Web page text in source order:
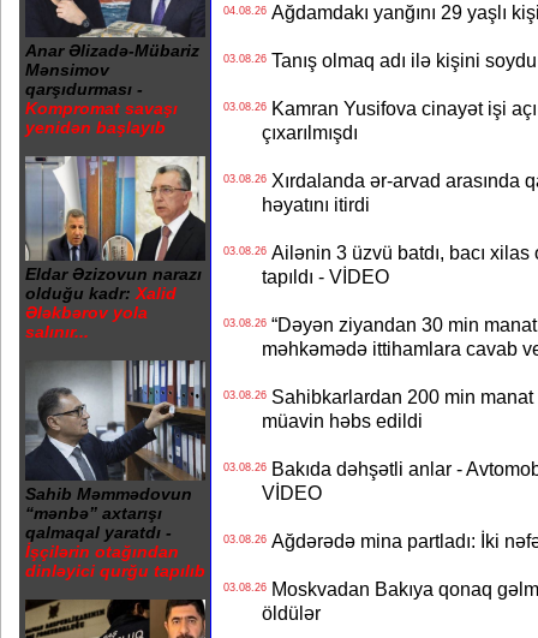
Anar Əlizadə-Mübariz
Mənsimov
qarşıdurması -
Kompromat savaşı
yenidən başlayıb
Eldar Əzizovun narazı
olduğu kadr: Xalid
Ələkbərov yola
salınır...
Sahib Məmmədovun
“mənbə” axtarışı
qalmaqal yaratdı -
İşçilərin otağından
dinləyici qurğu tapılıb
04.08.26Ağdamdakı yanğını 29 yaşlı
03.08.26Tanış olmaq adı ilə kişini
03.08.26Kamran Yusifova cinayət işi
çıxarılmışdı
03.08.26Xırdalanda ər-arvad arasında
həyatını itirdi
03.08.26Ailənin 3 üzvü batdı, bacı xilas
tapıldı - VİDEO
03.08.26“Dəyən ziyandan 30 min
məhkəmədə ittihamlara cavab
03.08.26Sahibkarlardan 200 min manat
müavin həbs edildi
03.08.26Bakıda dəhşətli anlar -
VİDEO
03.08.26Ağdərədə mina partladı: İki
03.08.26Moskvadan Bakıya qonaq
öldülər